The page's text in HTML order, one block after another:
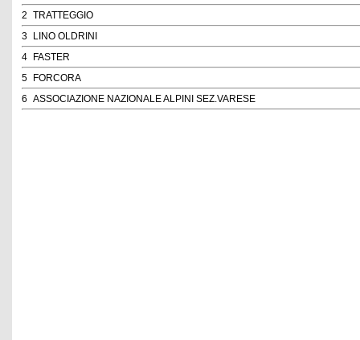
2 TRATTEGGIO
3
LINO OLDRINI
4
FASTER
5
FORCORA
6 ASSOCIAZIONE NAZIONALE ALPINI SEZ.VARESE